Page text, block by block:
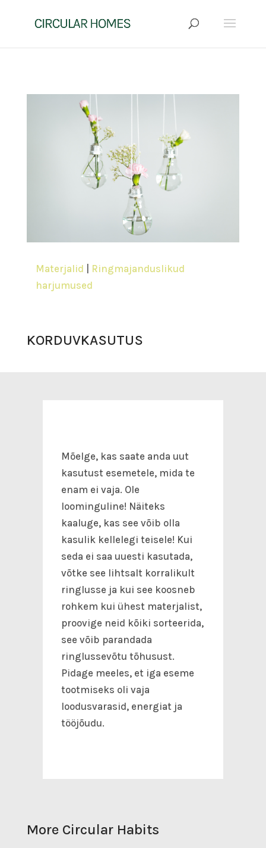
Materjalid
Ringmajanduslikud
harjumused
KORDUVKASUTUS
Mõelge, kas saate anda uut
kasutust esemetele, mida te
enam ei vaja. Ole
loominguline! Näiteks
kaaluge, kas see võib olla
kasulik kellelegi teisele! Kui
seda ei saa uuesti kasutada,
võtke see lihtsalt korralikult
ringlusse ja kui see koosneb
rohkem kui ühest materjalist,
proovige neid kõiki sorteerida,
see võib parandada
ringlussevõtu tõhusust.
Pidage meeles, et iga eseme
tootmiseks oli vaja
loodusvarasid, energiat ja
tööjõudu.
More Circular Habits